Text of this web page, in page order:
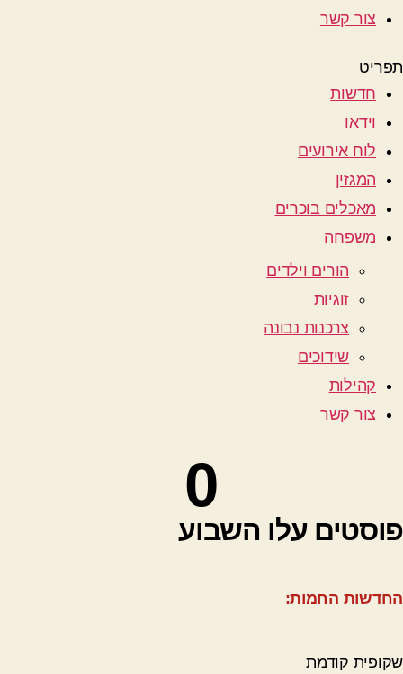
צור קשר
תפריט
חדשות
וידאו
לוח אירועים
המגזין
מאכלים בוכרים
משפחה
הורים וילדים
זוגיות
צרכנות נבונה
שידוכים
קהילות
צור קשר
0
פוסטים עלו השבוע
החדשות החמות:
שקופית קודמת